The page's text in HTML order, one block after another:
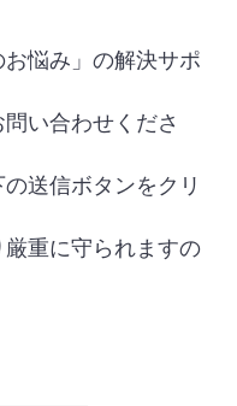
悩み」の解決サポ
い合わせくださ
送信ボタンをクリ
重に守られますの